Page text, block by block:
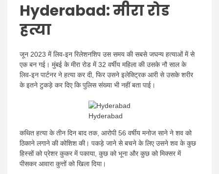
Hyderabad:मीरा रोड
हत्या
जून 2023 में लिव-इन रिलेशनशिप उस समय की सबसे जघन्य हत्याओं में से
एक बन गई। मुंबई के मीरा रोड में 32 वर्षीय महिला की उसके नौ साल के
लिव-इन पार्टनर ने हत्या कर दी, फिर उसने इलेक्ट्रिक आरी से उसके शरीर
के इतने टुकड़े कर दिए कि पुलिस संख्या भी नहीं बता पाई।
Hyderabad
कथित हत्या के तीन दिन बाद तक, आरोपी 56 वर्षीय मनोज साने ने शव को
ठिकाने लगाने की कोशिश की। पकड़े जाने से बचने के लिए उसने शव के कुछ
हिस्सों को प्रेशर कुकर में पकाया, कुछ को भूना और कुछ को मिक्सर में
पीसकर आवारा कुत्तों को खिला दिया।